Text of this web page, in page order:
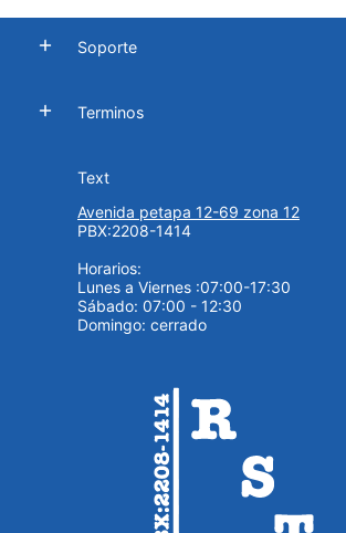
Soporte
Terminos
Text
Avenida petapa 12-69 zona 12
PBX:2208-1414
Horarios:
Lunes a Viernes :07:00-17:30
Sábado: 07:00 - 12:30
Domingo: cerrado